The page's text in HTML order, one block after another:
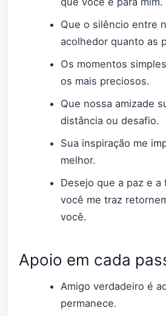
Que o silêncio entre
acolhedor quanto as
Os momentos
os mais preciosos.
Que nossa amizade
distância ou desafio.
Sua inspiração me
melhor.
Desejo que a paz e a
você me traz
você.
Apoio em cada
Amigo verdadeiro é
permanece.